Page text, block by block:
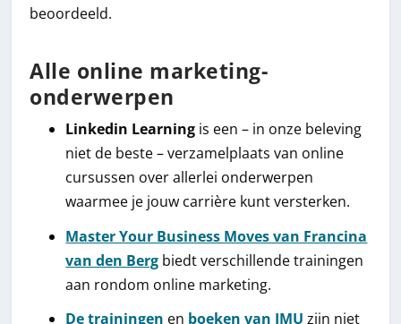
beoordeeld.
Alle online marketing-
onderwerpen
Linkedin Learning is een – in onze beleving
niet de beste – verzamelplaats van online
cursussen over allerlei onderwerpen
waarmee je jouw carrière kunt versterken.
Master Your Business Moves van Francina
van den Berg biedt verschillende trainingen
aan rondom online marketing.
De trainingen en boeken van IMU zijn niet